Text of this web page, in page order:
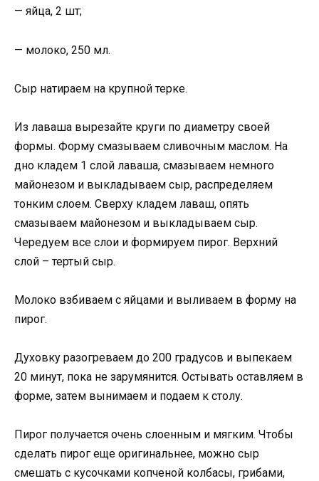
— яйца, 2 шт;
— молоко, 250 мл.
Сыр натираем на крупной терке.
Из лаваша вырезайте круги по диаметру своей
формы. Форму смазываем сливочным маслом. На
дно кладем 1 слой лаваша, смазываем немного
майонезом и выкладываем сыр, распределяем
тонким слоем. Сверху кладем лаваш, опять
смазываем майонезом и выкладываем сыр.
Чередуем все слои и формируем пирог. Верхний
слой – тертый сыр.
Молоко взбиваем с яйцами и выливаем в форму на
пирог.
Духовку разогреваем до 200 градусов и выпекаем
20 минут, пока не зарумянится. Остывать оставляем в
форме, затем вынимаем и подаем к столу.
Пирог получается очень слоенным и мягким. Чтобы
сделать пирог еще оригинальнее, можно сыр
смешать с кусочками копченой колбасы, грибами,